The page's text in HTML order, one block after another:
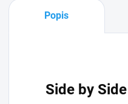
Popis
Side by